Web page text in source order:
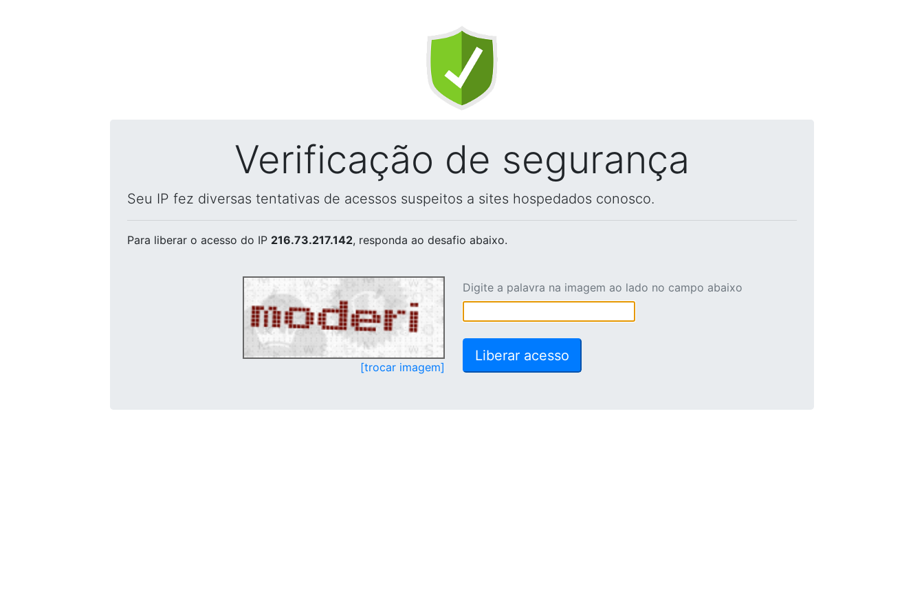
Verificação de segurança
Seu IP fez diversas tentativas de acessos suspeitos a sites hospedados conosco.
Para liberar o acesso do IP 216.73.217.142, responda ao desafio abaixo.
[trocar imagem]
Digite a palavra na imagem ao lado no campo abaixo